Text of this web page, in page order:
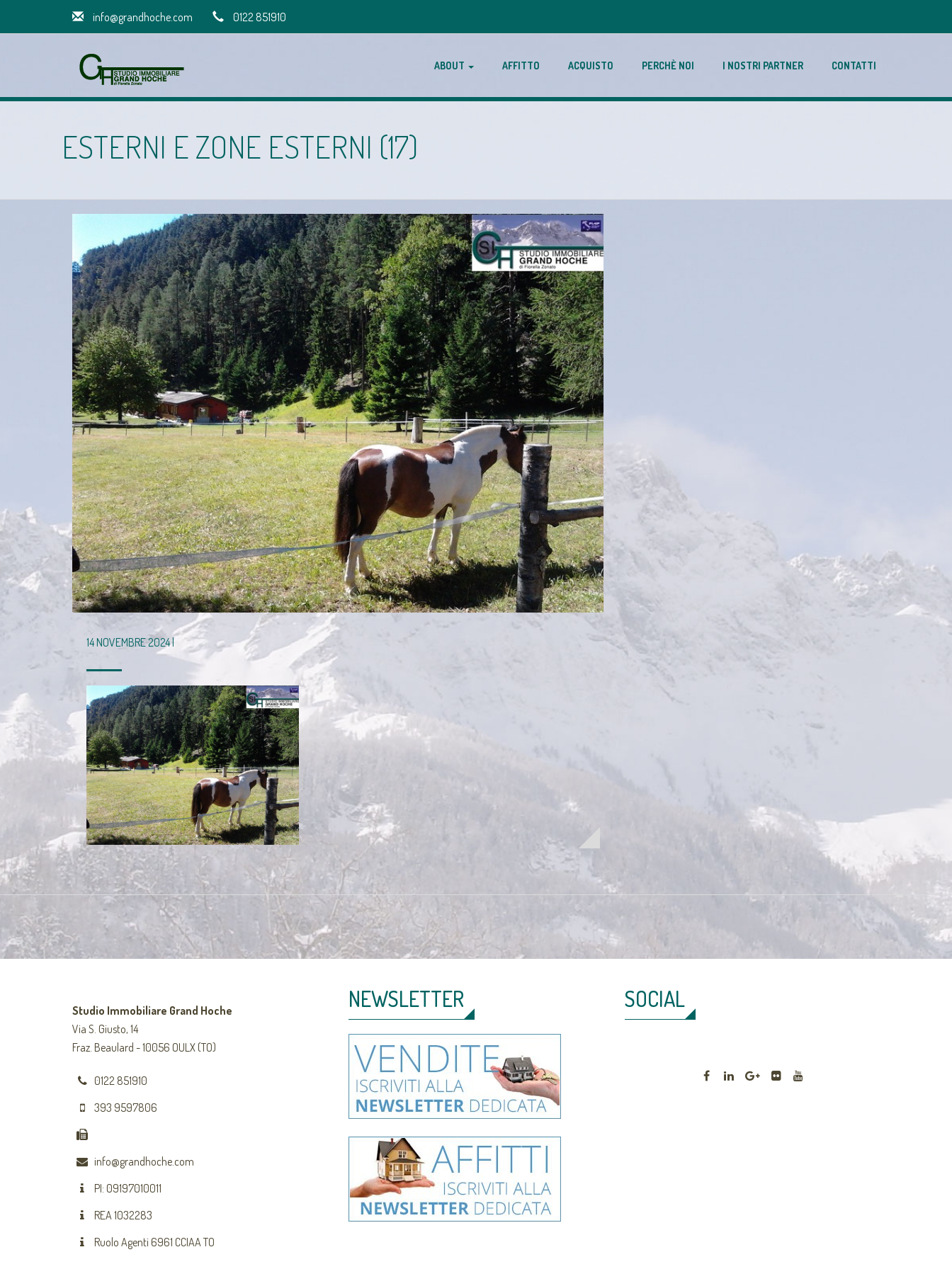
info@grandhoche.com 0122 851910
ABOUT AFFITTO ACQUISTO PERCHÈ NOI I NOSTRI PARTNER CONTATTI
ESTERNI E ZONE ESTERNI (17)
14 NOVEMBRE 2024 |
Studio Immobiliare Grand Hoche
Via S. Giusto, 14
Fraz. Beaulard - 10056 OULX (TO)
0122 851910
393 9597806
info@grandhoche.com
PI: 09197010011
REA 1032283
Ruolo Agenti 6961 CCIAA TO
NEWSLETTER SOCIAL